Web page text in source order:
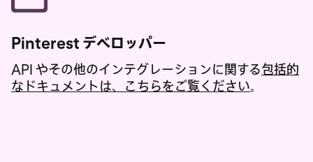
Pinterest デベロッパー
API やその他のインテグレーションに関する包括的
なドキュメントは、こちらをご覧ください